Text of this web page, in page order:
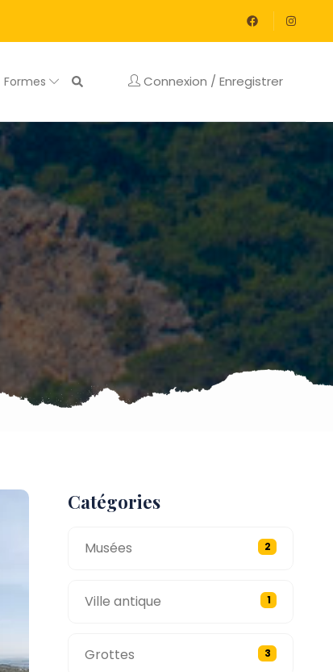
Formes Connexion / Enregistrer
Catégories
Musées 2
Ville antique 1
Grottes 3